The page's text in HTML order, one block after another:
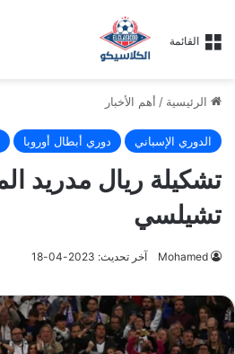
القائمة
الرئيسية / أهم الأخبار
الدوري الإسباني دوري أبطال أوروبا
تشكيلة ريال مدريد
تشيلسي
Mohamed آخر تحديث: 2023-04-18